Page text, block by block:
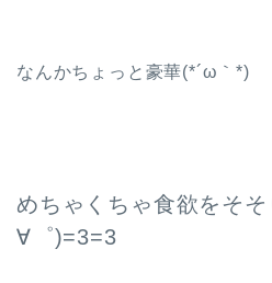
なんかちょっと豪華(*´ω｀*)
めちゃくちゃ食欲をそ
∀゜)=3=3